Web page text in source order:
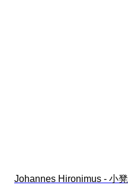
Johannes Hironimus - 小凳